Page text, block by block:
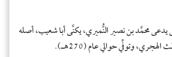
يدعى محمَّد بن نصير النُّميري، يكنَّى أبا شعيب، أصله
وتوفِّي حوالي عام (270هـ).